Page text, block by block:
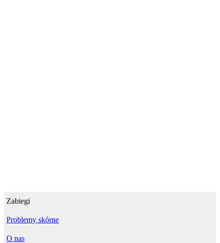
Zabiegi
Problemy skórne
O nas